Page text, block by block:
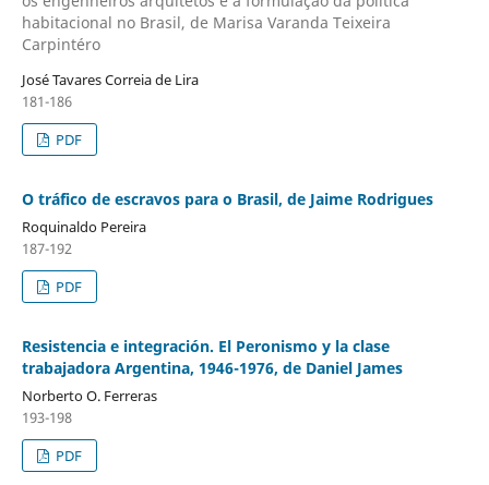
habitacional no Brasil, de Marisa Varanda Teixeira
Carpintéro
José Tavares Correia de Lira
181-186
PDF
O tráfico de escravos para o Brasil, de Jaime Rodrigues
Roquinaldo Pereira
187-192
PDF
Resistencia e integración. El Peronismo y la clase
trabajadora Argentina, 1946-1976, de Daniel James
Norberto O. Ferreras
193-198
PDF